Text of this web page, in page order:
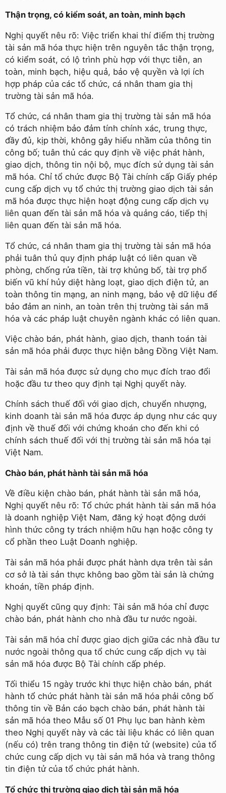
Thận trọng, có kiểm soát, an toàn, minh bạch
Nghị quyết nêu rõ: Việc triển khai thí điểm thị trường
tài sản mã hóa thực hiện trên nguyên tắc thận trọng,
có kiểm soát, có lộ trình phù hợp với thực tiễn, an
toàn, minh bạch, hiệu quả, bảo vệ quyền và lợi ích
hợp pháp của các tổ chức, cá nhân tham gia thị
trường tài sản mã hóa.
Tổ chức, cá nhân tham gia thị trường tài sản mã hóa
có trách nhiệm bảo đảm tính chính xác, trung thực,
đầy đủ, kịp thời, không gây hiểu nhầm của thông tin
công bố; tuân thủ các quy định về việc phát hành,
giao dịch, thông tin nội bộ, mục đích sử dụng tài sản
mã hóa. Chỉ tổ chức được Bộ Tài chính cấp Giấy phép
cung cấp dịch vụ tổ chức thị trường giao dịch tài sản
mã hóa được thực hiện hoạt động cung cấp dịch vụ
liên quan đến tài sản mã hóa và quảng cáo, tiếp thị
liên quan đến tài sản mã hóa.
Tổ chức, cá nhân tham gia thị trường tài sản mã hóa
phải tuân thủ quy định pháp luật có liên quan về
phòng, chống rửa tiền, tài trợ khủng bố, tài trợ phổ
biến vũ khí hủy diệt hàng loạt, giao dịch điện tử, an
toàn thông tin mạng, an ninh mạng, bảo vệ dữ liệu để
bảo đảm an ninh, an toàn trên thị trường tài sản mã
hóa và các pháp luật chuyên ngành khác có liên quan.
Việc chào bán, phát hành, giao dịch, thanh toán tài
sản mã hóa phải được thực hiện bằng Đồng Việt Nam.
Tài sản mã hóa được sử dụng cho mục đích trao đổi
hoặc đầu tư theo quy định tại Nghị quyết này.
Chính sách thuế đối với giao dịch, chuyển nhượng,
kinh doanh tài sản mã hóa được áp dụng như các quy
định về thuế đối với chứng khoán cho đến khi có
chính sách thuế đối với thị trường tài sản mã hóa tại
Việt Nam.
Chào bán, phát hành tài sản mã hóa
Về điều kiện chào bán, phát hành tài sản mã hóa,
Nghị quyết nêu rõ: Tổ chức phát hành tài sản mã hóa
là doanh nghiệp Việt Nam, đăng ký hoạt động dưới
hình thức công ty trách nhiệm hữu hạn hoặc công ty
cổ phần theo Luật Doanh nghiệp.
Tài sản mã hóa phải được phát hành dựa trên tài sản
cơ sở là tài sản thực không bao gồm tài sản là chứng
khoán, tiền pháp định.
Nghị quyết cũng quy định: Tài sản mã hóa chỉ được
chào bán, phát hành cho nhà đầu tư nước ngoài.
Tài sản mã hóa chỉ được giao dịch giữa các nhà đầu tư
nước ngoài thông qua tổ chức cung cấp dịch vụ tài
sản mã hóa được Bộ Tài chính cấp phép.
Tối thiểu 15 ngày trước khi thực hiện chào bán, phát
hành tổ chức phát hành tài sản mã hóa phải công bố
thông tin về Bản cáo bạch chào bán, phát hành tài
sản mã hóa theo Mẫu số 01 Phụ lục ban hành kèm
theo Nghị quyết này và các tài liệu khác có liên quan
(nếu có) trên trang thông tin điện tử (website) của tổ
chức cung cấp dịch vụ tài sản mã hóa và trang thông
tin điện tử của tổ chức phát hành.
Tổ chức thị trường giao dịch tài sản mã hóa